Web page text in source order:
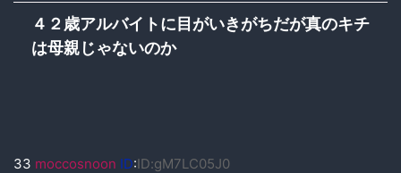
４２歳アルバイトに目がいきがちだが真のキチ
は母親じゃないのか
33 moccosnoon ID:ID:gM7LC05J0